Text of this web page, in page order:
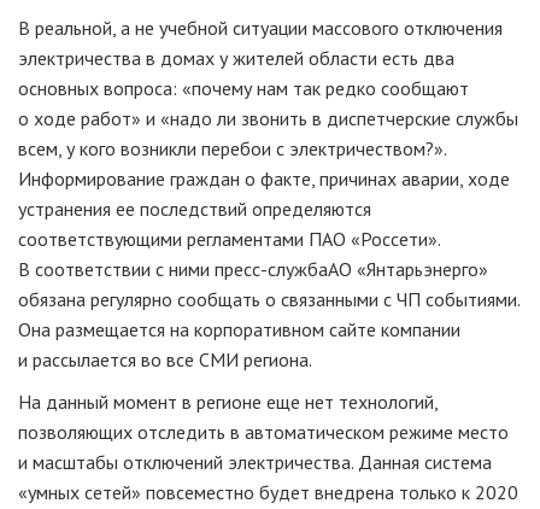
В реальной, а не учебной ситуации массового отключения
электричества в домах у жителей области есть два
основных вопроса: «почему нам так редко сообщают
о ходе работ» и «надо ли звонить в диспетчерские службы
всем, у кого возникли перебои с электричеством?».
Информирование граждан о факте, причинах аварии, ходе
устранения ее последствий определяются
соответствующими регламентами ПАО «Россети».
В соответствии с ними пресс-службаАО «Янтарьэнерго»
обязана регулярно сообщать о связанными с ЧП событиями.
Она размещается на корпоративном сайте компании
и рассылается во все СМИ региона.
На данный момент в регионе еще нет технологий,
позволяющих отследить в автоматическом режиме место
и масштабы отключений электричества. Данная система
«умных сетей» повсеместно будет внедрена только к 2020